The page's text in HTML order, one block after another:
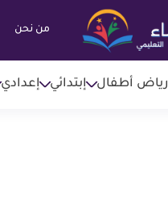
من نحن
رياض أطفال إبتدائي إعدادي